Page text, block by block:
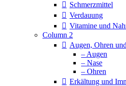
Schmerzmittel
Verdauung
Vitamine und
Column 2
Augen, Ohren
– Augen
– Nase
– Ohren
Erkältung und